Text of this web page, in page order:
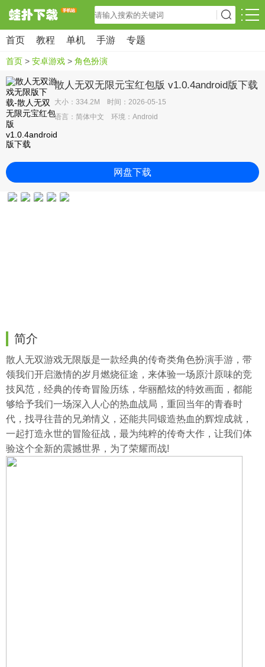
首页 教程 单机 手游 专题
首页 > 安卓游戏 > 角色扮演
散人无双无限元宝红包版 v1.0.4android版下载
大小：334.2M 时间：2026-05-15
语言：简体中文 环境：Android
网盘下载
简介
散人无双游戏无限版是一款经典的传奇类角色扮演手游，带
领我们开启激情的岁月燃烧征途，来体验一场原汁原味的竞
技风范，经典的传奇冒险历练，华丽酷炫的特效画面，都能
够给予我们一场深入人心的热血战局，重回当年的青春时
代，找寻往昔的兄弟情义，还能共同锻造热血的辉煌成就，
一起打造永世的冒险征战，最为纯粹的传奇大作，让我们体
验这个全新的震撼世界，为了荣耀而战!